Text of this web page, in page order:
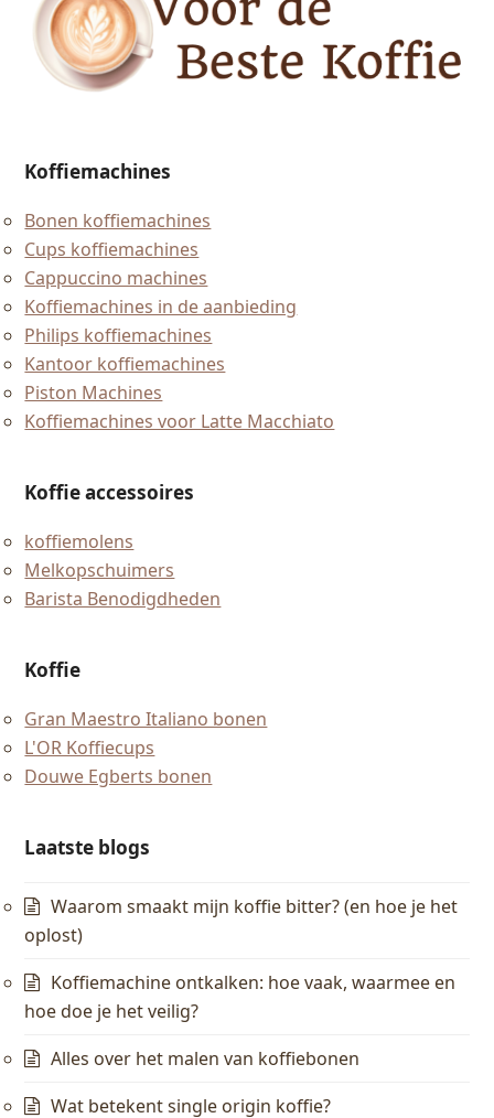
Koffiemachines
Bonen koffiemachines
Cups koffiemachines
Cappuccino machines
Koffiemachines in de aanbieding
Philips koffiemachines
Kantoor koffiemachines
Piston Machines
Koffiemachines voor Latte Macchiato
Koffie accessoires
koffiemolens
Melkopschuimers
Barista Benodigdheden
Koffie
Gran Maestro Italiano bonen
L'OR Koffiecups
Douwe Egberts bonen
Laatste blogs
Waarom smaakt mijn koffie bitter? (en hoe je het
oplost)
Koffiemachine ontkalken: hoe vaak, waarmee en
hoe doe je het veilig?
Alles over het malen van koffiebonen
Wat betekent single origin koffie?